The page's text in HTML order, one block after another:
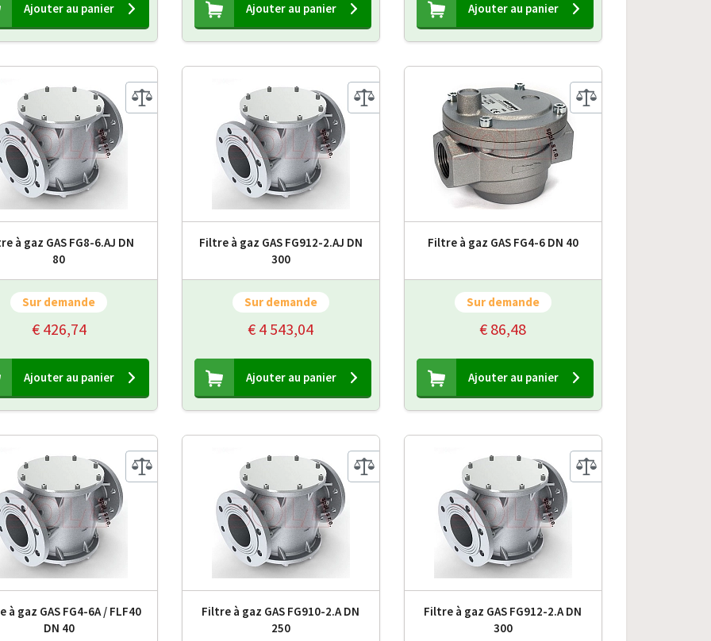
Ajouter au panier Ajouter au panier Ajouter au panier
à gaz GAS FG8-6.AJ DN
80
Sur demande
€ 426,74
Ajouter au panier
Filtre à gaz GAS FG912-2.AJ DN
300
Sur demande
€ 4 543,04
Ajouter au panier
Filtre à gaz GAS FG4-6 DN 40
Sur demande
€ 86,48
Ajouter au panier
à gaz GAS FG4-6A / FLF40
DN 40
Filtre à gaz GAS FG910-2.A DN
250
Filtre à gaz GAS FG912-2.A DN
300